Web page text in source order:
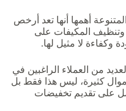
أهمها أنها تعد أرخص
المكيفات على
وكفاءة لا مثيل لها.
من العملاء الراغبين في
كثيرة، ليس هذا فقط بل
على تقديم تخفيضات